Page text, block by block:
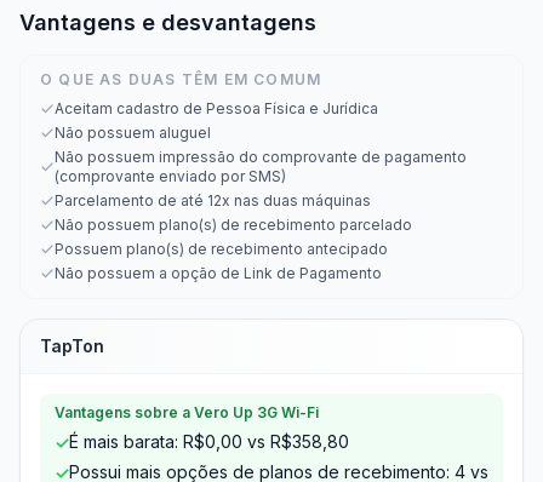
Vantagens e desvantagens
O QUE AS DUAS TÊM EM COMUM
Aceitam cadastro de Pessoa Física e Jurídica
Não possuem aluguel
Não possuem impressão do comprovante de pagamento
(comprovante enviado por SMS)
Parcelamento de até 12x nas duas máquinas
Não possuem plano(s) de recebimento parcelado
Possuem plano(s) de recebimento antecipado
Não possuem a opção de Link de Pagamento
TapTon
Vantagens sobre a Vero Up 3G Wi-Fi
✓É mais barata: R$0,00 vs R$358,80
✓Possui mais opções de planos de recebimento: 4 vs